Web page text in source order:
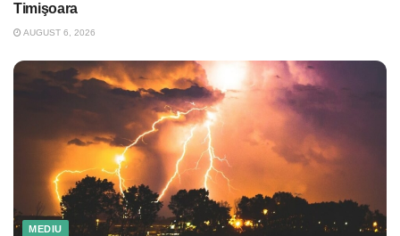
Timişoara
AUGUST 6, 2026
MEDIU